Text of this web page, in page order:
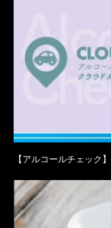
【アルコールチェック